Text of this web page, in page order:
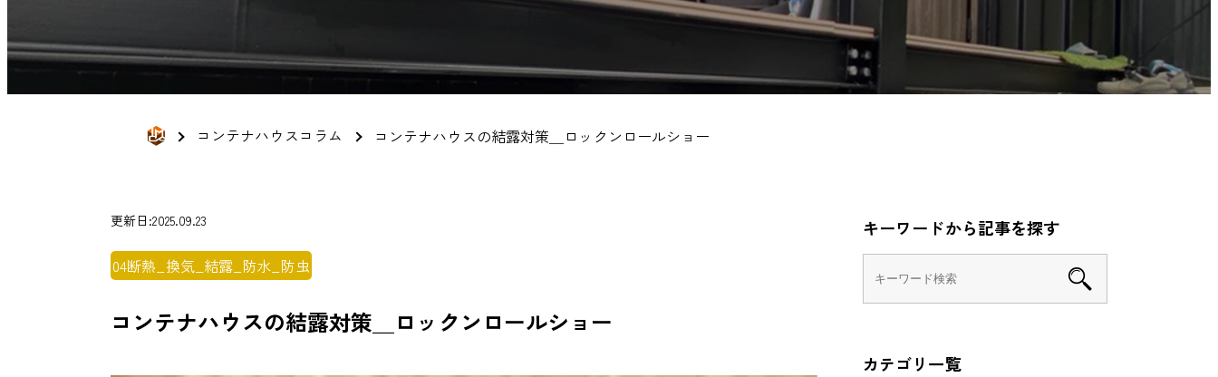
コンテナハウスコラム コンテナハウスの結露対策＿ロックンロールショー
更新日:2025.09.23
04断熱_換気_結露_防水_防虫
コンテナハウスの結露対策＿ロックンロールショー
キーワードから記事を探す
カテゴリ一覧